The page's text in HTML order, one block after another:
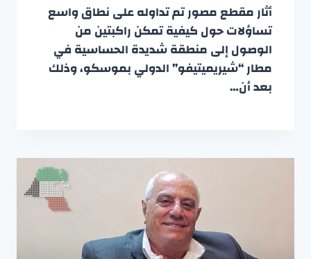
أثار مقطع مصور تم تداوله على نطاق واسع
تساؤلات حول كيفية تمكن راكبتين من
الوصول إلى منطقة شديدة الحساسية في
مطار “شيريميتيفو” الدولي بموسكو، وذلك
بعد أن…